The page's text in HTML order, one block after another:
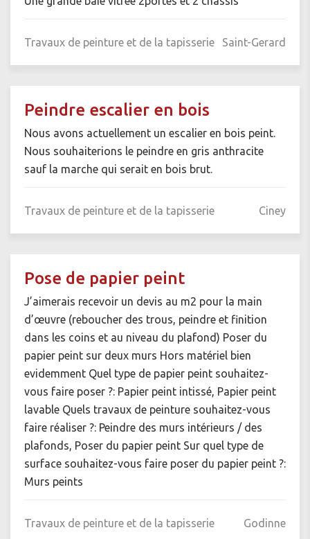
Travaux de peinture et de la tapisserie Saint-Gerard
Peindre escalier en bois
Nous avons actuellement un escalier en bois peint.
Nous souhaiterions le peindre en gris anthracite
sauf la marche qui serait en bois brut.
Travaux de peinture et de la tapisserie Ciney
Pose de papier peint
J’aimerais recevoir un devis au m2 pour la main
d’œuvre (reboucher des trous, peindre et finition
dans les coins et au niveau du plafond) Poser du
papier peint sur deux murs Hors matériel bien
evidemment Quel type de papier peint souhaitez-
vous faire poser ?: Papier peint intissé, Papier peint
lavable Quels travaux de peinture souhaitez-vous
faire réaliser ?: Peindre des murs intérieurs / des
plafonds, Poser du papier peint Sur quel type de
surface souhaitez-vous faire poser du papier peint ?:
Murs peints
Travaux de peinture et de la tapisserie Godinne